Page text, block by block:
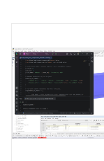
Dokumentace API
Index
Začínáme